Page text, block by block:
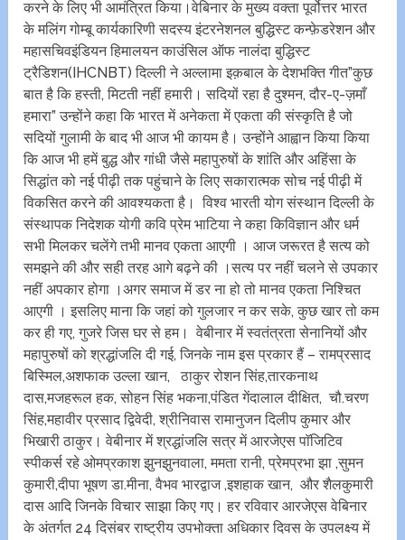
करने के लिए भी आमंत्रित किया।वेबिनार के मुख्य वक्ता पूर्वोत्तर भारत
के मलिंग गोम्बू कार्यकारिणी सदस्य इंटरनेशनल बुद्धिस्ट कन्फ़ेडरेशन और
महासचिवइंडियन हिमालयन काउंसिल ऑफ नालंदा बुद्धिस्ट
ट्रैडिशन(IHCNBT) दिल्ली ने अल्लामा इक़बाल के देशभक्ति गीत”कुछ
बात है कि हस्ती, मिटती नहीं हमारी। सदियों रहा है दुश्मन, दौर-ए-ज़माँ
हमारा” उन्होंने कहा कि भारत में अनेकता में एकता की संस्कृति है जो
सदियों गुलामी के बाद भी आज भी कायम है। उन्होंने आह्वान किया किया
कि आज भी हमें बुद्ध और गांधी जैसे महापुरुषों के शांति और अहिंसा के
सिद्धांत को नई पीढ़ी तक पहुंचाने के लिए सकारात्मक सोच नई पीढ़ी में
विकसित करने की आवश्यकता है। विश्व भारती योग संस्थान दिल्ली के
संस्थापक निदेशक योगी कवि प्रेम भाटिया ने कहा किविज्ञान और धर्म
सभी मिलकर चलेंगे तभी मानव एकता आएगी । आज जरूरत है सत्य को
समझने की और सही तरह आगे बढ़ने की ।सत्य पर नहीं चलने से उपकार
नहीं अपकार होगा ।अगर समाज में डर ना हो तो मानव एकता निश्चित
आएगी । इसलिए माना कि जहां को गुलजार न कर सके, कुछ खार तो कम
कर ही गए, गुजरे जिस घर से हम। वेबीनार में स्वतंत्रता सेनानियों और
महापुरुषों को श्रद्धांजलि दी गई, जिनके नाम इस प्रकार हैं – रामप्रसाद
बिस्मिल,अशफाक उल्ला खान, ठाकुर रोशन सिंह,तारकनाथ
दास,मजहरूल हक, सोहन सिंह भकना,पंडित गेंदालाल दीक्षित, चौ.चरण
सिंह,महावीर प्रसाद द्विवेदी, श्रीनिवास रामानुजन दिलीप कुमार और
भिखारी ठाकुर। वेबीनार में श्रद्धांजलि सत्र में आरजेएस पाॅजिटिव
स्पीकर्स रहे ओमप्रकाश झुनझुनवाला, ममता रानी, प्रेमप्रभा झा ,सुमन
कुमारी,दीपा भूषण डा‌.मीना, वैभव भारद्वाज ,इशहाक खान, और शैलकुमारी
दास आदि जिनके विचार साझा किए गए। हर रविवार आरजेएस वेबिनार
के अंतर्गत 24 दिसंबर राष्ट्रीय उपभोक्ता अधिकार दिवस के उपलक्ष्य में